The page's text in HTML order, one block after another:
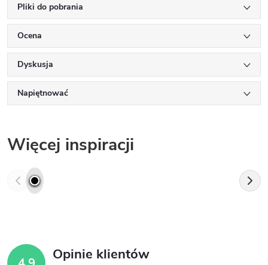
Pliki do pobrania
Ocena
Dyskusja
Napiętnować
Więcej inspiracji
Opinie klientów